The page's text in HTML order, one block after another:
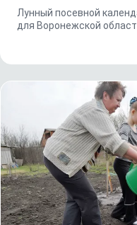
Лунный посевной
для Воронежской